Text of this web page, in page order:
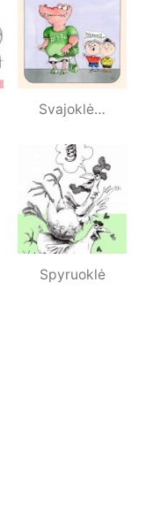
Svajoklė…
Spyruoklė